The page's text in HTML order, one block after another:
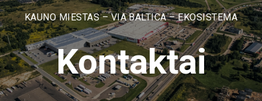
KAUNO MIESTAS – VIA BALTICA – EKOSISTEMA
Kontaktai